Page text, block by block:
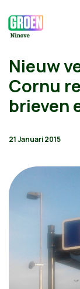
Nieuw
Cornu
brieven
21 Januari 2015